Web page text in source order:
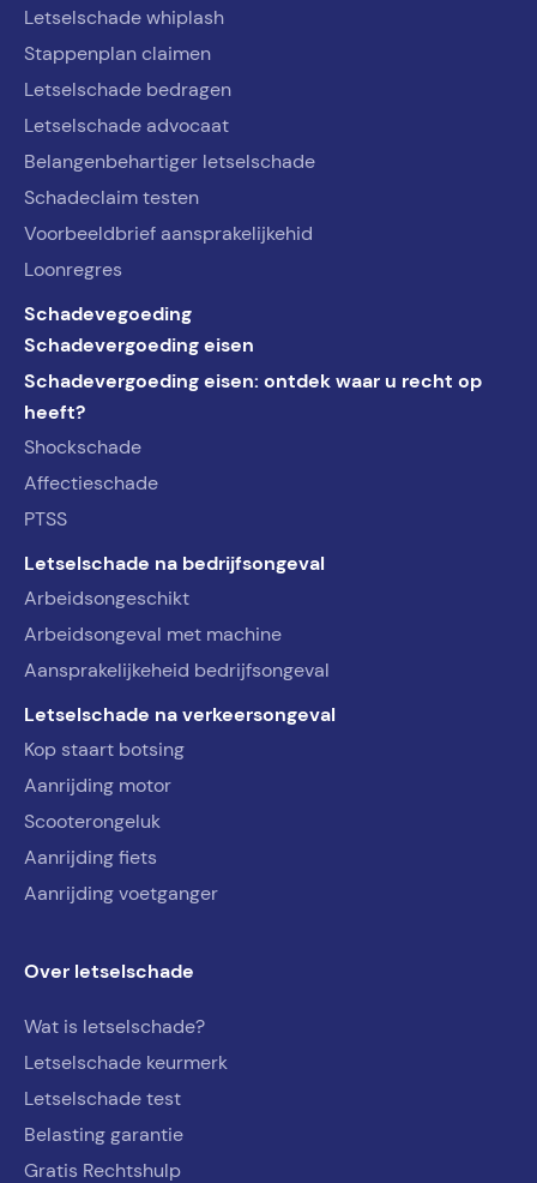
Letselschade whiplash
Stappenplan claimen
Letselschade bedragen
Letselschade advocaat
Belangenbehartiger letselschade
Schadeclaim testen
Voorbeeldbrief aansprakelijkehid
Loonregres
Schadevegoeding
Schadevergoeding eisen
Schadevergoeding eisen: ontdek waar u recht op
heeft?
Shockschade
Affectieschade
PTSS
Letselschade na bedrijfsongeval
Arbeidsongeschikt
Arbeidsongeval met machine
Aansprakelijkeheid bedrijfsongeval
Letselschade na verkeersongeval
Kop staart botsing
Aanrijding motor
Scooterongeluk
Aanrijding fiets
Aanrijding voetganger
Over letselschade
Wat is letselschade?
Letselschade keurmerk
Letselschade test
Belasting garantie
Gratis Rechtshulp